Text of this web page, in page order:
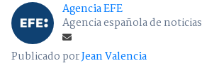
Agencia EFE
Agencia española de noticias
Publicado porJean Valencia